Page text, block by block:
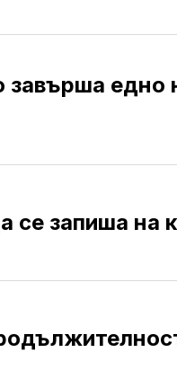
завърша едно
се запиша на